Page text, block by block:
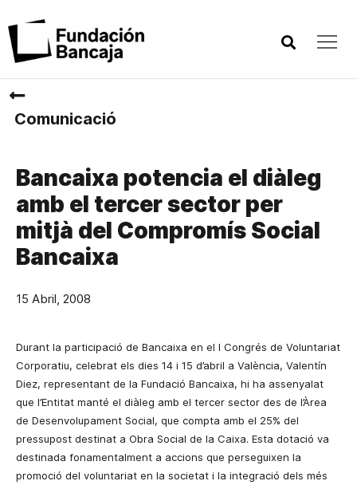
Comunicació
Bancaixa potencia el diàleg
amb el tercer sector per
mitjà del Compromís Social
Bancaixa
15 Abril, 2008
Durant la participació de Bancaixa en el I Congrés de Voluntariat
Corporatiu, celebrat els dies 14 i 15 d’abril a València, Valentín
Diez, representant de la Fundació Bancaixa, hi ha assenyalat
que l’Entitat manté el diàleg amb el tercer sector des de l’Àrea
de Desenvolupament Social, que compta amb el 25% del
pressupost destinat a Obra Social de la Caixa. Esta dotació va
destinada fonamentalment a accions que perseguixen la
promoció del voluntariat en la societat i la integració dels més